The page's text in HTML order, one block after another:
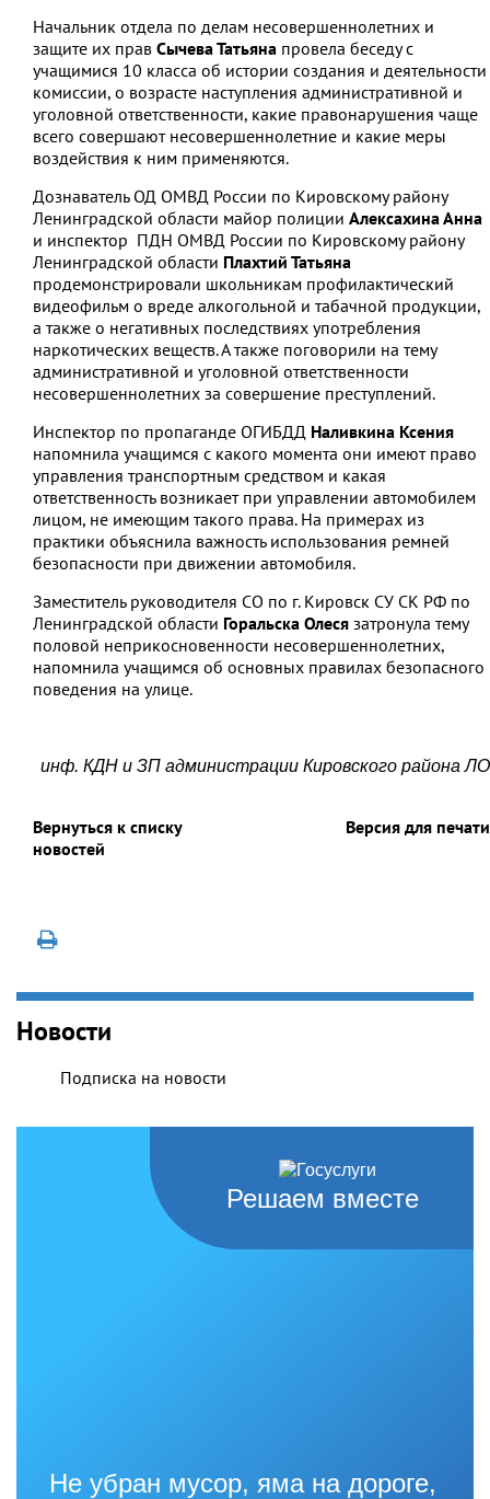
Начальник отдела по делам несовершеннолетних и
защите их прав Сычева Татьяна провела беседу с
учащимися 10 класса об истории создания и деятельности
комиссии, о возрасте наступления административной и
уголовной ответственности, какие правонарушения чаще
всего совершают несовершеннолетние и какие меры
воздействия к ним применяются.
Дознаватель ОД ОМВД России по Кировскому району
Ленинградской области майор полиции Алексахина Анна
и инспектор ПДН ОМВД России по Кировскому району
Ленинградской области Плахтий Татьяна
продемонстрировали школьникам профилактический
видеофильм о вреде алкогольной и табачной продукции,
а также о негативных последствиях употребления
наркотических веществ. А также поговорили на тему
административной и уголовной ответственности
несовершеннолетних за совершение преступлений.
Инспектор по пропаганде ОГИБДД Наливкина Ксения
напомнила учащимся с какого момента они имеют право
управления транспортным средством и какая
ответственность возникает при управлении автомобилем
лицом, не имеющим такого права. На примерах из
практики объяснила важность использования ремней
безопасности при движении автомобиля.
Заместитель руководителя СО по г. Кировск СУ СК РФ по
Ленинградской области Горальска Олеся затронула тему
половой неприкосновенности несовершеннолетних,
напомнила учащимся об основных правилах безопасного
поведения на улице.
инф. КДН и ЗП администрации Кировского района ЛО
Вернуться к списку
новостей
Версия для печати
Новости
Подписка на новости
Решаем вместе
Не убран мусор, яма на дороге,